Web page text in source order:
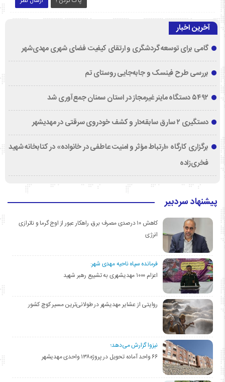
آخرین اخبار
گامی برای توسعه گردشگری و ارتقای کیفیت فضای شهری مهدی‌شهر
بررسی طرح فینسک و جابه‌جایی روستای تم
۵۴۹۲ دستگاه ماینر غیرمجاز در استان سمنان جمع‌آوری شد
دستگیری ۲ سارق سابقه‌دار و کشف خودروی سرقتی در مهدیشهر
برگزاری کارگاه «ارتباط مؤثر و امنیت عاطفی در خانواده» در کتابخانه شهید
فخری‌زاده
پیشنهاد سردبیر
کاهش ۱۰ درصدی مصرف برق، راهکار عبور از اوج گرما و ناترازی
انرژی
فرمانده سپاه ناحیه مهدی شهر:
اعزام ۱۰۰۰ مهدیشهری به تشییع رهبر شهید
روایتی از عشایر مهدیشهر در طولانی‌ترین مسیر کوچ کشور
نیزوا گزارش می‌دهد؛
۶۶ واحد آماده تحویل در پروژه۱۳۸ واحدی مهدیشهر